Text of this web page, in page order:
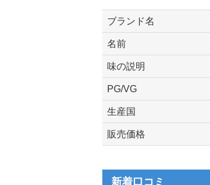
ブランド名
名前
味の説明
PG/VG
生産国
販売価格
新着口コミ